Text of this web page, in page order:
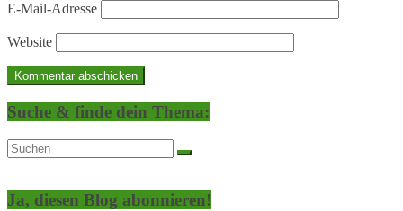
E-Mail-Adresse
Website
Suche & finde dein Thema:
Ja, diesen Blog abonnieren!